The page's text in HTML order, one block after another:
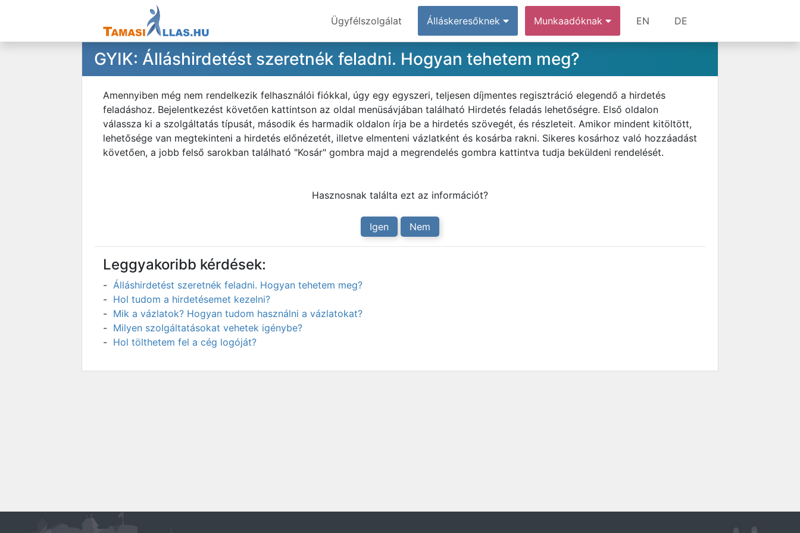
Ügyfélszolgálat Álláskeresőknek Munkaadóknak EN DE
GYIK: Álláshirdetést szeretnék feladni. Hogyan tehetem meg?
Amennyiben még nem rendelkezik felhasználói fiókkal, úgy egy egyszeri, teljesen díjmentes regisztráció elegendő a hirdetés
feladáshoz. Bejelentkezést követően kattintson az oldal menüsávjában található Hirdetés feladás lehetőségre. Első oldalon
válassza ki a szolgáltatás típusát, második és harmadik oldalon írja be a hirdetés szövegét, és részleteit. Amikor mindent kitöltött,
lehetősége van megtekinteni a hirdetés előnézetét, illetve elmenteni vázlatként és kosárba rakni. Sikeres kosárhoz való hozzáadást
követően, a jobb felső sarokban található "Kosár" gombra majd a megrendelés gombra kattintva tudja beküldeni rendelését.
Hasznosnak találta ezt az információt?
Igen Nem
Leggyakoribb kérdések:
Álláshirdetést szeretnék feladni. Hogyan tehetem meg?
Hol tudom a hirdetésemet kezelni?
Mik a vázlatok? Hogyan tudom használni a vázlatokat?
Milyen szolgáltatásokat vehetek igénybe?
Hol tölthetem fel a cég logóját?